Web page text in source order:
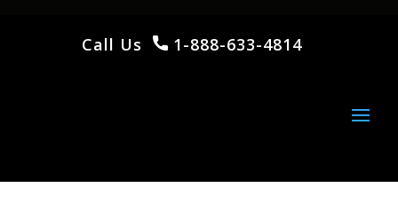
Call Us 1-888-633-4814